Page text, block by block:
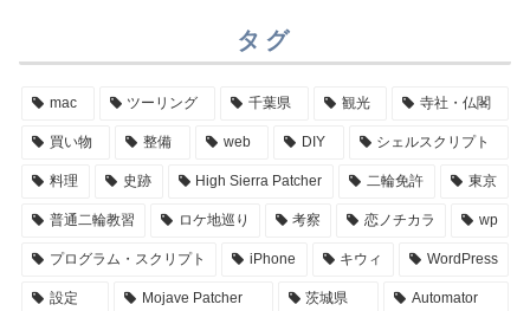
タグ
mac ツーリング 千葉県 観光 寺社・仏閣
買い物 整備 web DIY シェルスクリプト
料理 史跡 High Sierra Patcher 二輪免許 東京
普通二輪教習 ロケ地巡り 考察 恋ノチカラ wp
プログラム・スクリプト iPhone キウィ WordPress
設定 Mojave Patcher 茨城県 Automator